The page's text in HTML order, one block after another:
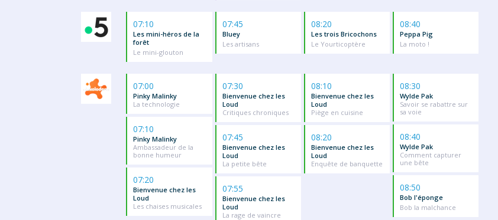
07:10
Les mini-héros de la
forêt
Le mini-glouton
07:45
Bluey
Les artisans
08:20
Les trois Bricochons
Le Yourticoptère
08:40
Peppa Pig
La moto !
07:00
Pinky Malinky
La technologie
07:10
Pinky Malinky
Ambassadeur de la
bonne humeur
07:20
Bienvenue chez les
Loud
Les chaises musicales
07:30
Bienvenue chez les
Loud
Critiques chroniques
07:45
Bienvenue chez les
Loud
La petite bête
07:55
Bienvenue chez les
Loud
La rage de vaincre
08:10
Bienvenue chez les
Loud
Piège en cuisine
08:20
Bienvenue chez les
Loud
Enquête de banquette
08:30
Wylde Pak
Savoir se rabattre sur
sa voie
08:40
Wylde Pak
Comment capturer
une bête
08:50
Bob l'éponge
Bob la malchance